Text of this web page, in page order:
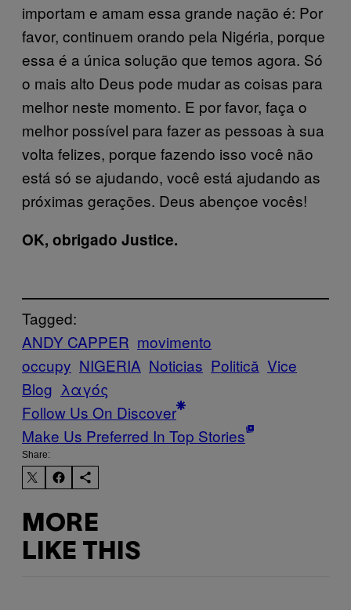
importam e amam essa grande nação é: Por
favor, continuem orando pela Nigéria, porque
essa é a única solução que temos agora. Só
o mais alto Deus pode mudar as coisas para
melhor neste momento. E por favor, faça o
melhor possível para fazer as pessoas à sua
volta felizes, porque fazendo isso você não
está só se ajudando, você está ajudando as
próximas gerações. Deus abençoe vocês!
OK, obrigado Justice.
Tagged:
ANDY CAPPER movimento
occupy NIGERIA Noticias Politică Vice
Blog λαγός
Follow Us On Discover
Make Us Preferred In Top Stories
Share:
MORE
LIKE THIS